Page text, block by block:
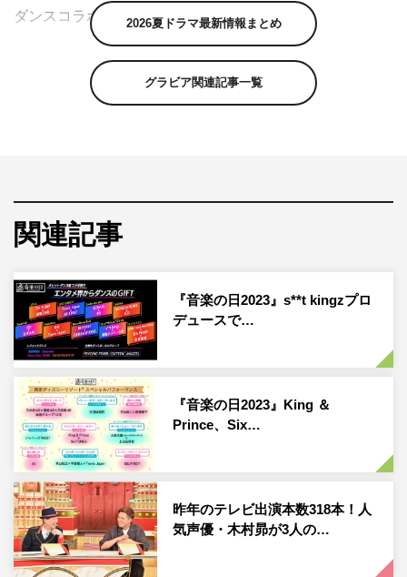
ダンスコラボの裏側を送る。
た、INI、＆TEAM、郷ひろみ、PSYCHIC FEVER、三代
目 J SOUL BROTHERS、JO1、GENERATIONS、s**t
た」と大反響を呼んだその裏側に迫る。そして、パフォー
は。
超絶カバーでSNSをバズらせた“歌怪獣”こと島津亜矢の舞
台裏にも完全密着。着物姿でAdoの「新時代」「私は最
強」「逆光」、YOASOBIの「アイドル」などの難曲を完
璧に歌い上げた彼女は、そもそも何者なのか。幼少期から
の歌怪獣伝説を貴重映像とともに振り返る。さらに、TBS
に眠る島津の超絶カバー集も。
そして今知っておくべき話題の人、anoのリハーサルから
本番終了までの1日にも密着。人見知り、大人数、カメラ
が苦手…そんな彼女が「最も大変だった」と語る60人のダ
ンサーと盛り上げたパフォーマンスの裏側が明らかに。
2026夏ドラマ最新情報まとめ
グラビア関連記事一覧
関連記事
『音楽の日2023』s**t kingzプロ
デュースで…
『音楽の日2023』King ＆
Prince、Six…
昨年のテレビ出演本数318本！人
気声優・木村昴が3人の…